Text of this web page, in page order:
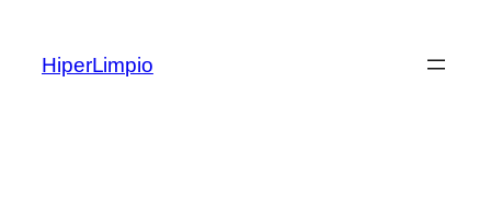
contenido
HiperLimpio